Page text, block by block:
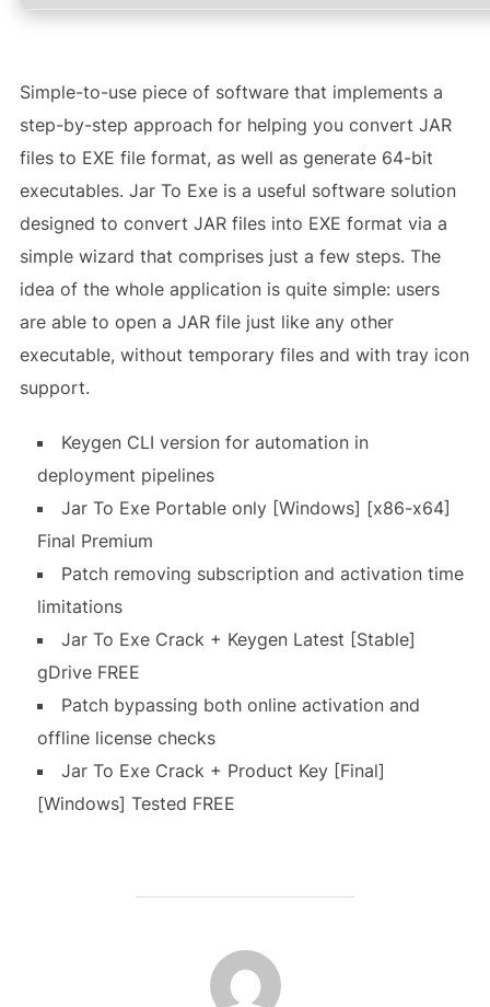
Simple-to-use piece of software that implements a
step-by-step approach for helping you convert JAR
files to EXE file format, as well as generate 64-bit
executables. Jar To Exe is a useful software solution
designed to convert JAR files into EXE format via a
simple wizard that comprises just a few steps. The
idea of the whole application is quite simple: users
are able to open a JAR file just like any other
executable, without temporary files and with tray icon
support.
Keygen CLI version for automation in
deployment pipelines
Jar To Exe Portable only [Windows] [x86-x64]
Final Premium
Patch removing subscription and activation time
limitations
Jar To Exe Crack + Keygen Latest [Stable]
gDrive FREE
Patch bypassing both online activation and
offline license checks
Jar To Exe Crack + Product Key [Final]
[Windows] Tested FREE
AUTEUR DE LA PUBLICATION